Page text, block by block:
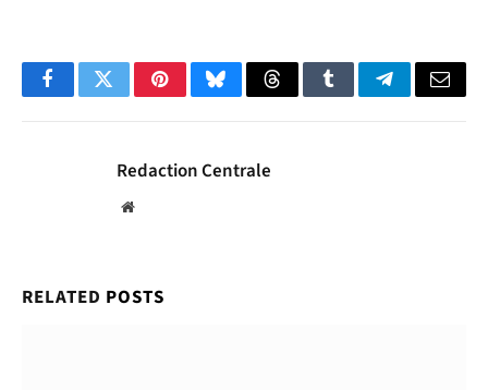
FacebookTwitterPinterestBlueskyThreadsTumblrTelegramEmail
Redaction Centrale
Website
RELATED POSTS